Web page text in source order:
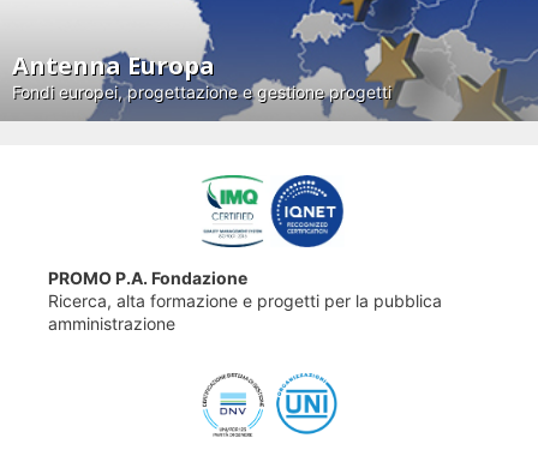
Antenna Europa
Fondi europei, progettazione e gestione progetti
PROMO P.A. Fondazione
Ricerca, alta formazione e progetti per la pubblica
amministrazione